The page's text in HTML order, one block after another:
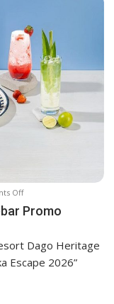
Offo
n
Promo
Dago Heritage
Escape 2026”